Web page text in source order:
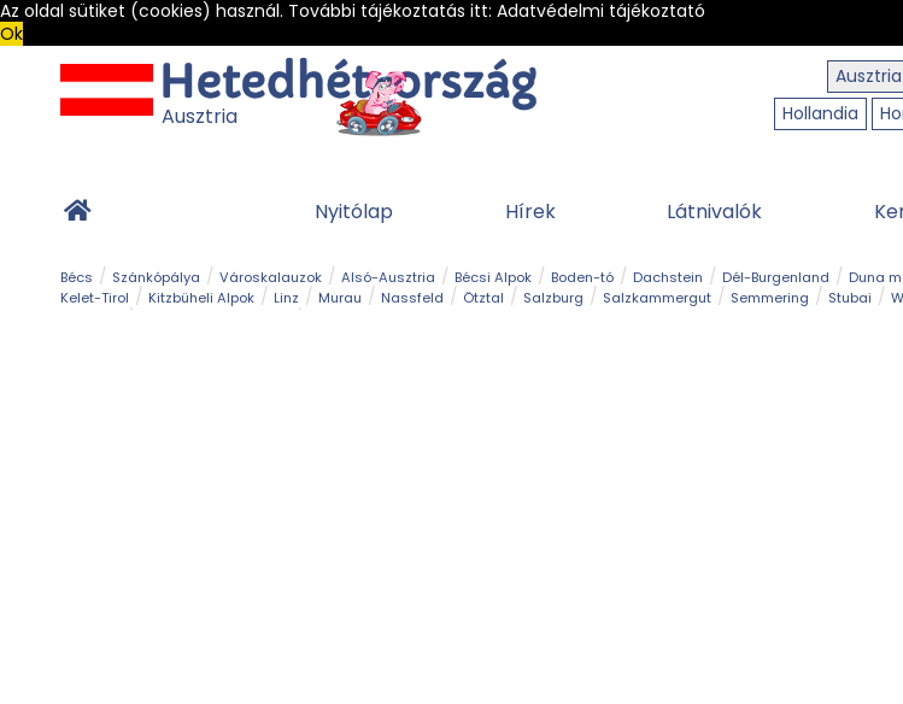
Az oldal sütiket (cookies) használ. További tájékoztatás itt: Adatvédelmi tájékoztató
Ok
Ausztria
Hollandia
Ausztria
Nyitólap Hírek Látnivalók
Bécs Szánkópálya Városkalauzok Alsó-Ausztria Bécsi Alpok Boden-tó Dachstein Dél-Burgenland Duna
Kelet-Tirol
Kitzbüheli Alpok Linz Murau Nassfeld Ötztal Salzburg Salzkammergut Semmering Stubai